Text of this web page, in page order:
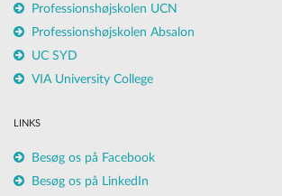
Professionshøjskolen UCN
Professionshøjskolen Absalon
UC SYD
VIA University College
LINKS
Besøg os på Facebook
Besøg os på LinkedIn